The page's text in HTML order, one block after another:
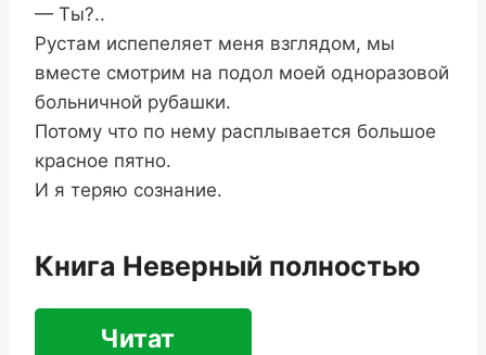
— Ты?..
Рустам испепеляет меня взглядом, мы
вместе смотрим на подол моей одноразовой
больничной рубашки.
Потому что по нему расплывается большое
красное пятно.
И я теряю сознание.
Книга Неверный полностью
Читат